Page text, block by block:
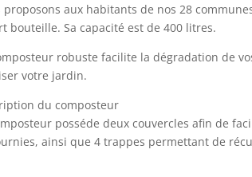
proposons aux habitants de nos 28
bouteille. Sa capacité est de 400 litres.
robuste facilite la dégradation de
votre jardin.
du composteur
posséde deux couvercles afin de
ainsi que 4 trappes permettant de